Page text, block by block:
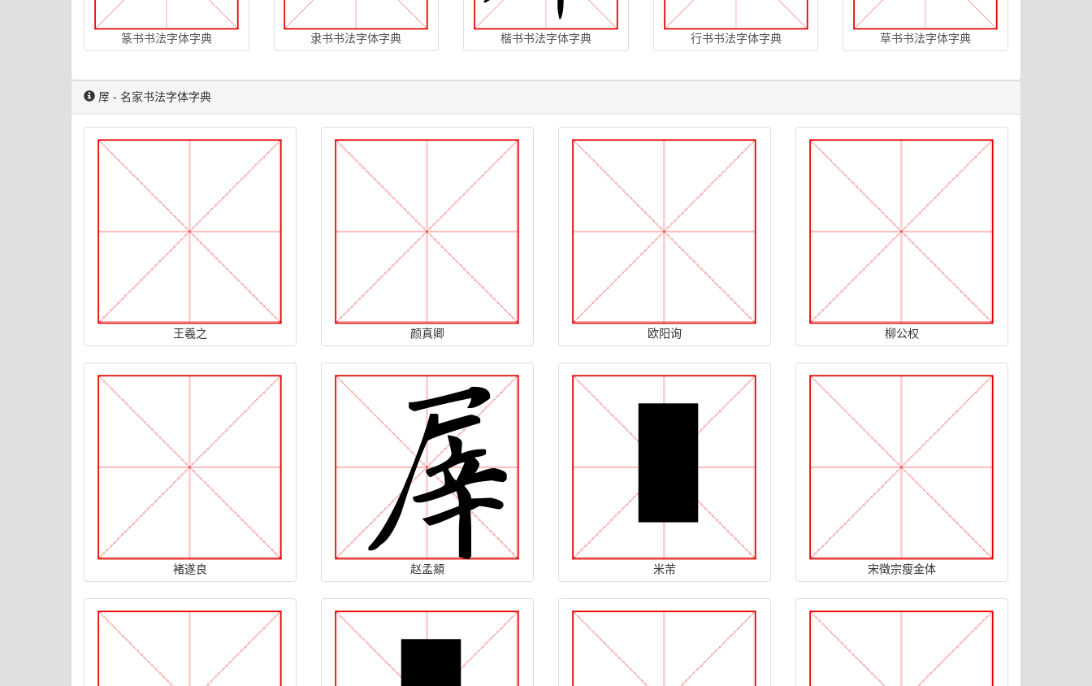
篆书书法字体字典 隶书书法字体字典 楷书书法字体字典 行书书法字体字典 草书书法字体字典
屖 - 名家书法字体字典
王羲之 颜真卿 欧阳询 柳公权
褚遂良 赵孟頫 米芾 宋徵宗瘦金体